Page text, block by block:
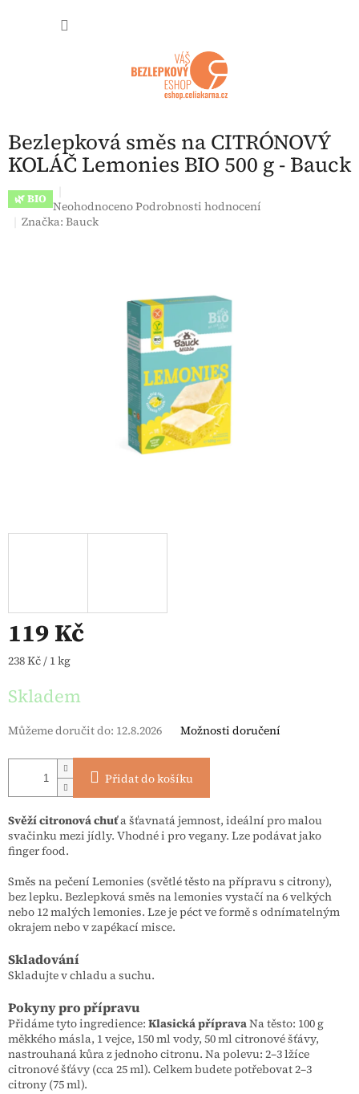
Bezlepková směs na CITRÓNOVÝ
KOLÁČ Lemonies BIO 500 g - Bauck
🌿 BIO Průměrné hodnocení produktu je 0,0 z 5 hvězdiček.
NeohodnocenoPodrobnosti hodnocení
Značka:Bauck
119 Kč
Měrná cena:
238 Kč / 1 kg
Skladem
Můžeme doručit do: 12.8.2026 Možnosti doručení
Přidat do košíku
Svěží citronová chuťa šťavnatá jemnost, ideální pro malou
svačinku mezi jídly. Vhodné i pro vegany. Lze podávat jako
finger food.
Směs na pečení Lemonies (světlé těsto na přípravu s citrony),
bez lepku. Bezlepková směs na lemonies vystačí na 6 velkých
nebo 12 malých lemonies. Lze je péct ve formě s odnímatelným
okrajem nebo v zapékací misce.
Skladování
Skladujte v chladu a suchu.
Pokyny pro přípravu
Přidáme tyto ingredience: Klasická přípravaNa těsto: 100 g
měkkého másla, 1 vejce, 150 ml vody, 50 ml citronové šťávy,
nastrouhaná kůra z jednoho citronu. Na polevu: 2–3 lžíce
citronové šťávy (cca 25 ml). Celkem budete potřebovat 2–3
citrony (75 ml).